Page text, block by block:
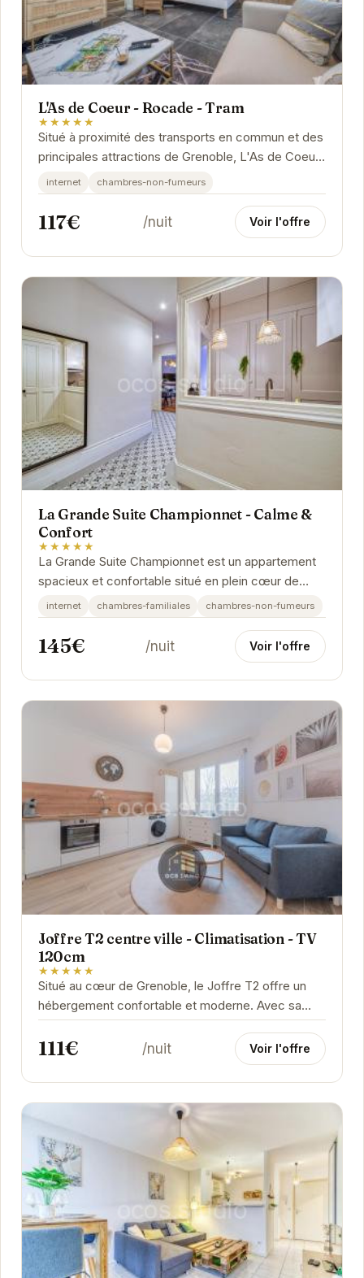
L'As de Coeur - Rocade - Tram
★★★★★
Situé à proximité des transports en commun et des
principales attractions de Grenoble, L'As de Coeur
- Rocade - Tram offre un hébergement...
internet chambres-non-fumeurs
117€ /nuit Voir l'offre
La Grande Suite Championnet - Calme &
Confort
★★★★★
La Grande Suite Championnet est un appartement
spacieux et confortable situé en plein cœur de
Grenoble. Offrant un cadre idéal pour les familles...
internet chambres-familiales chambres-non-fumeurs
145€ /nuit Voir l'offre
Joffre T2 centre ville - Climatisation - TV
120cm
★★★★★
Situé au cœur de Grenoble, le Joffre T2 offre un
hébergement confortable et moderne. Avec sa
climatisation, sa grande TV et sa proximité avec
les...
111€ /nuit Voir l'offre